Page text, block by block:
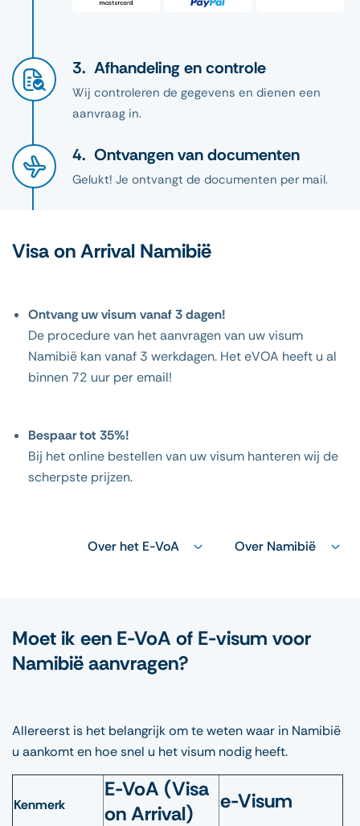
Afhandeling en controle
Wij controleren de gegevens en dienen een
aanvraag in.
Ontvangen van documenten
Gelukt! Je ontvangt de documenten per mail.
Visa on Arrival Namibië
Ontvang uw visum vanaf 3 dagen!
De procedure van het aanvragen van uw visum
Namibië kan vanaf 3 werkdagen. Het eVOA heeft u al
binnen 72 uur per email!
Bespaar tot 35%!
Bij het online bestellen van uw visum hanteren wij de
scherpste prijzen.
Over het E-VoA Over Namibië
Moet ik een E-VoA of E-visum voor
Namibië aanvragen?
Allereerst is het belangrijk om te weten waar in Namibië
u aankomt en hoe snel u het visum nodig heeft.
Kenmerk
E-VoA (Visa
on Arrival)
e-Visum